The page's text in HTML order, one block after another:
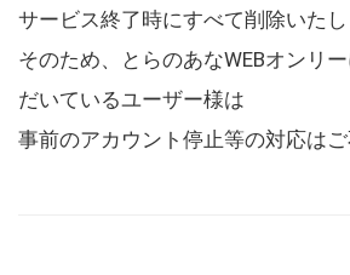
サービス終了時にすべて削除いたし
そのため、とらのあなWEBオンリ
だいているユーザー様は
事前のアカウント停止等の対応はご